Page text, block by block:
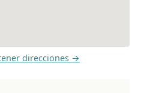
direcciones →